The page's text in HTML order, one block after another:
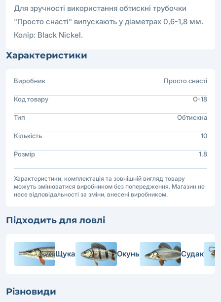
Для зручності використання обтискні трубочки
"Просто снасті" випускають у діаметрах 0,6-1,8 мм.
Колір: Black Nickel.
Характеристики
Виробник Просто снастi
Код товару O-18
Тип Обтискна
Кількість 10
Розмір 1.8
Характеристики, комплектація та зовнішній вигляд товару
можуть змінюватися виробником без попередження. Магазин не
несе відповідальності за зміни, внесені виробником.
Підходить для ловлі
Щука Окунь Судак
Різновиди